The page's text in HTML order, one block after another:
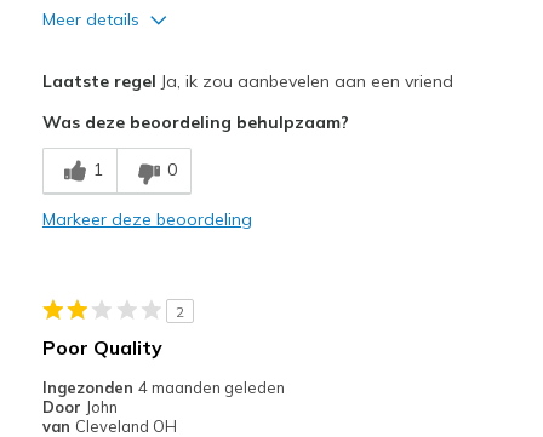
Meer details
Beste toepassingen
Casual Wear
View On Shoes
Shoes are for Wearing
Laatste regel Ja, ik zou aanbevelen aan een vriend
Was deze beoordeling behulpzaam?
1 0
Markeer deze beoordeling
2
Poor Quality
Ingezonden 4 maanden geleden
Door John
van Cleveland OH